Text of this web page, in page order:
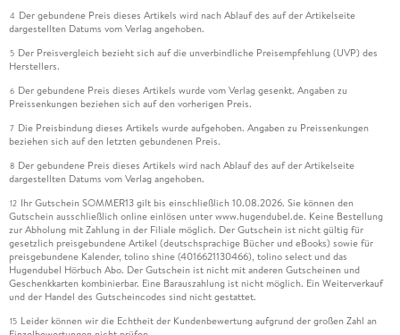
4 Der gebundene Preis dieses Artikels wird nach Ablauf des auf der Artikelseite
dargestellten Datums vom Verlag angehoben.
5 Der Preisvergleich bezieht sich auf die unverbindliche Preisempfehlung (UVP) des
Herstellers.
6 Der gebundene Preis dieses Artikels wurde vom Verlag gesenkt. Angaben zu
Preissenkungen beziehen sich auf den vorherigen Preis.
7 Die Preisbindung dieses Artikels wurde aufgehoben. Angaben zu Preissenkungen
beziehen sich auf den letzten gebundenen Preis.
8 Der gebundene Preis dieses Artikels wird nach Ablauf des auf der Artikelseite
dargestellten Datums vom Verlag angehoben.
12 Ihr Gutschein SOMMER13 gilt bis einschließlich 10.08.2026. Sie können den
Gutschein ausschließlich online einlösen unter www.hugendubel.de. Keine Bestellung
zur Abholung mit Zahlung in der Filiale möglich. Der Gutschein ist nicht gültig für
gesetzlich preisgebundene Artikel (deutschsprachige Bücher und eBooks) sowie für
preisgebundene Kalender, tolino shine (4016621130466), tolino select und das
Hugendubel Hörbuch Abo. Der Gutschein ist nicht mit anderen Gutscheinen und
Geschenkkarten kombinierbar. Eine Barauszahlung ist nicht möglich. Ein Weiterverkauf
und der Handel des Gutscheincodes sind nicht gestattet.
15 Leider können wir die Echtheit der Kundenbewertung aufgrund der großen Zahl an